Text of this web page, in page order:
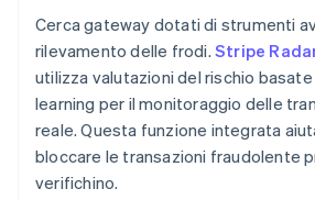
Cerca gateway dotati di strumenti
rilevamento delle frodi. Stripe
utilizza valutazioni del rischio basate
learning per il monitoraggio delle
reale. Questa funzione integrata
bloccare le transazioni fraudolente
verifichino.